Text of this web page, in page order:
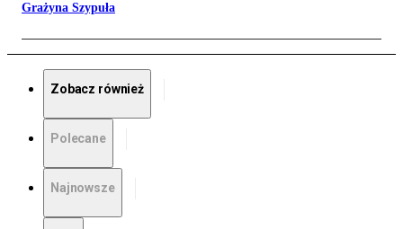
Grażyna Szypuła
Zobacz również
Polecane
Najnowsze